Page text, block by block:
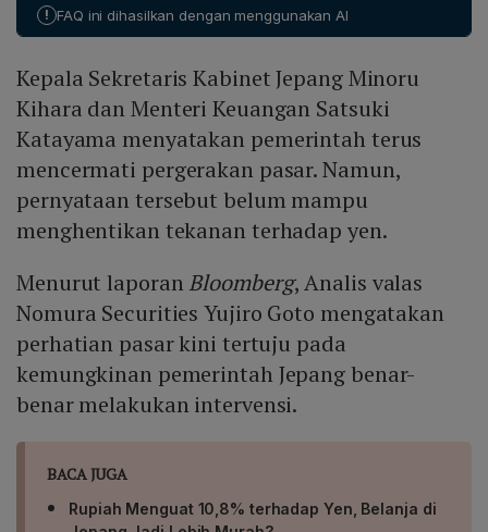
sebagian besar dibayar dalam dolar. (3) Faktor
struktural seperti populasi yang menua, pertumbuhan
membatasi ruang bagi BOJ untuk menaikkan suku
bunga secara agresif. Kombinasi ini menahan efektivitas
kebijakan moneter dalam menguatkan yen.
fokus pada apakah otoritas Jepang akan melakukan
verbal. Menteri Keuangan Satsuki Katayama
menyatakan kesiapan mengambil "langkah tegas" jika
terjadi spekulasi berlebihan. Analis Bloomberg
memperkirakan perhatian akan beralih ke kisaran
164‑165 yen per dolar AS; jika yen mendekati atau
melewati level tersebut, peluang intervensi diprediksi
meningkat secara signifikan.
! FAQ ini dihasilkan dengan menggunakan AI
Kepala Sekretaris Kabinet Jepang Minoru
Kihara dan Menteri Keuangan Satsuki
Katayama menyatakan pemerintah terus
mencermati pergerakan pasar. Namun,
pernyataan tersebut belum mampu
menghentikan tekanan terhadap yen.
Menurut laporan Bloomberg, Analis valas
Nomura Securities Yujiro Goto mengatakan
perhatian pasar kini tertuju pada
kemungkinan pemerintah Jepang benar-
benar melakukan intervensi.
BACA JUGA
Rupiah Menguat 10,8% terhadap Yen, Belanja di